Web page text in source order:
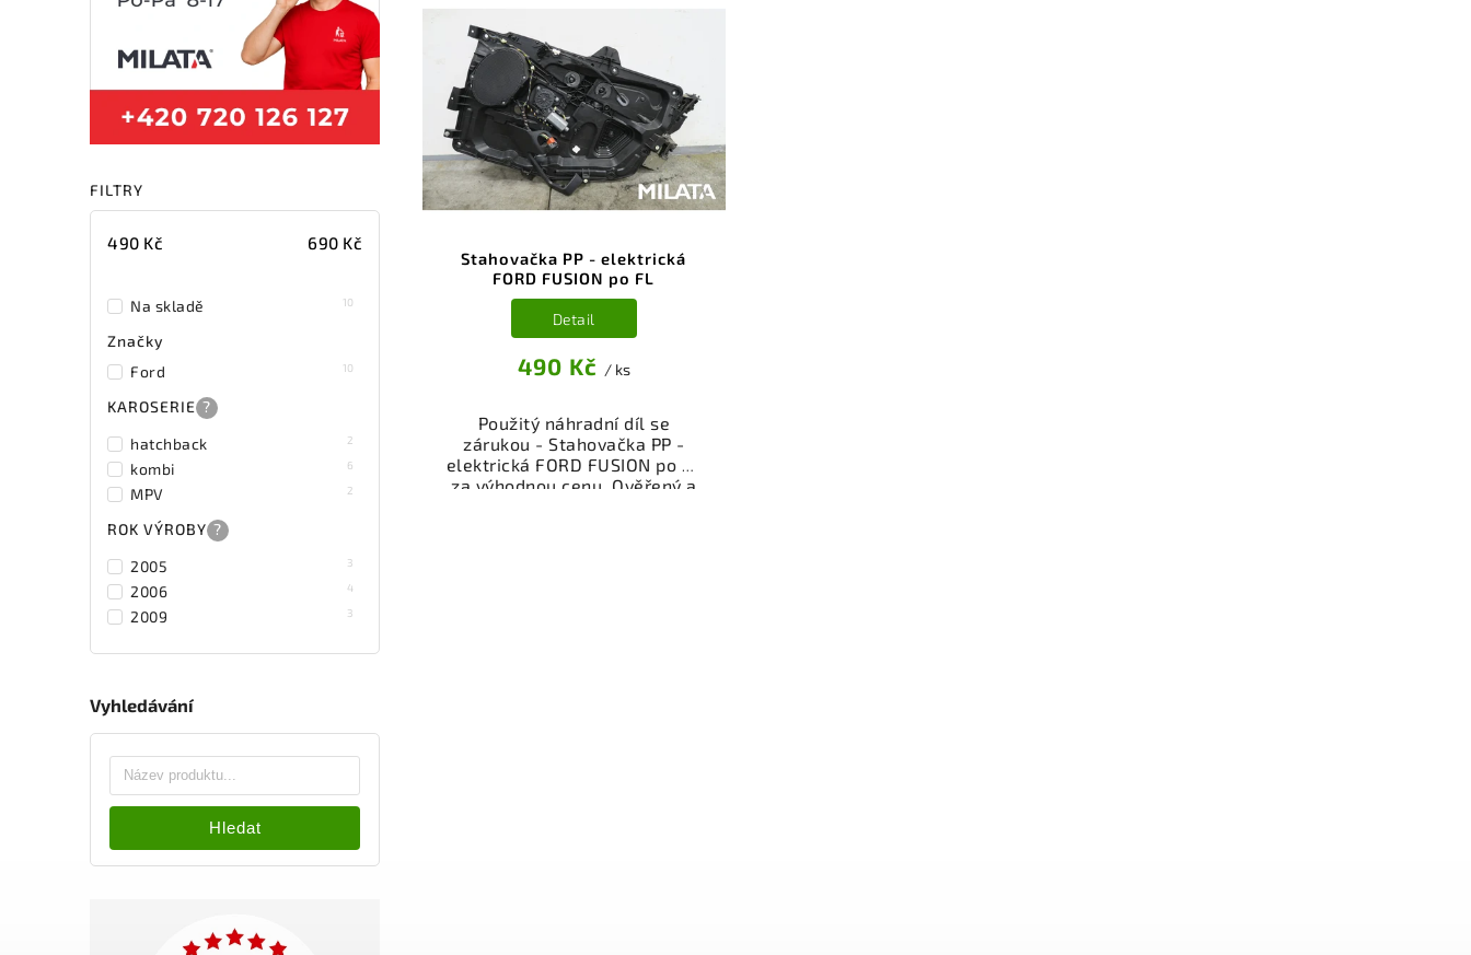
FILTRY
490 Kč 690 Kč
Na skladě 10
Značky
Ford
10
KAROSERIE ?
hatchback
2
kombi 6
MPV 2
ROK VÝROBY ?
2005
3
2006 4
2009 3
Vyhledávání
Hledat
váš vůz. Ověřený a funkční
autodíl z vrakoviště,
připravený k montáži.
Nabízíme osobní odběr nebo
rychlé doručení přes e-shop.
Samozřejmostí je garance
vrácení peněz v případě
nespokojenosti.
Stahovačka PP - elektrická
FORD FUSION po FL
490 Kč / ks
Detail
Použitý náhradní díl se
zárukou - Stahovačka PP -
elektrická FORD FUSION po FL
za výhodnou cenu. Ověřený a